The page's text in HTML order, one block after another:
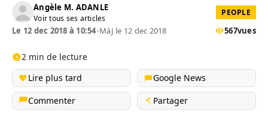
Angèle M. ADANLE
Voir tous ses articles
PEOPLE
Le 12 dec 2018 à 10:54•MàJ le 12 dec 2018 567vues
2 min de lecture
Lire plus tard
Google News
Commenter
Partager